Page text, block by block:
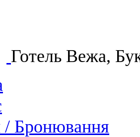
Готель Вежа,
Бронювання